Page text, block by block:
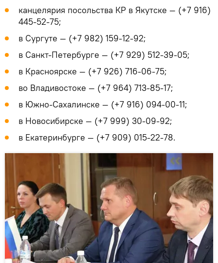
канцелярия посольства КР в Якутске — (+7 916)
445-52-75;
в Сургуте — (+7 982) 159-12-92;
в Санкт-Петербурге — (+7 929) 512-39-05;
в Красноярске — (+7 926) 716-06-75;
во Владивостоке — (+7 964) 713-85-17;
в Южно-Сахалинске — (+7 916) 094-00-11;
в Новосибирске — (+7 999) 30-09-92;
в Екатеринбурге — (+7 909) 015-22-78.